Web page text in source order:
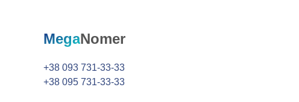
MegaNomer
+38 093 731-33-33
+38 095 731-33-33